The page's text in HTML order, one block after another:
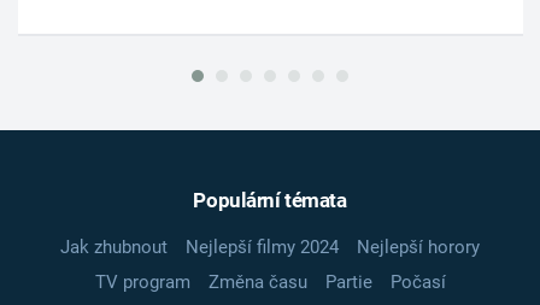
Populární témata
Jak zhubnout Nejlepší filmy 2024
Nejlepší horory
TV program
Změna času Partie
Počasí